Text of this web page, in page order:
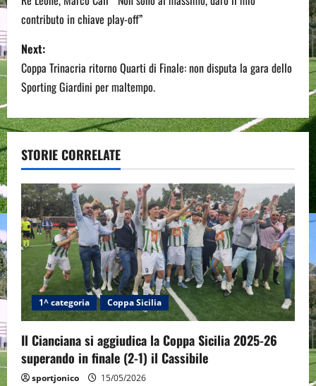
s
t
n
a
v
i
g
a
t
i
o
n
contributo in chiave play-off”
Next:
Coppa Trinacria ritorno Quarti di Finale: non disputa la gara dello
Sporting Giardini per maltempo.
STORIE CORRELATE
1^ categoria Coppa Sicilia
Il Cianciana si aggiudica la Coppa Sicilia 2025-26
superando in finale (2-1) il Cassibile
sportjonico 15/05/2026